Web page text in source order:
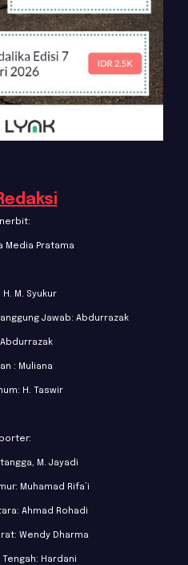
Media Pratama
M. Syukur
Jawab: Abdurrazak
: Muliana
H. Taswir
M. Jayadi
Muhamad Rifa’i
Ahmad Rohadi
Wendy Dharma
Hardani